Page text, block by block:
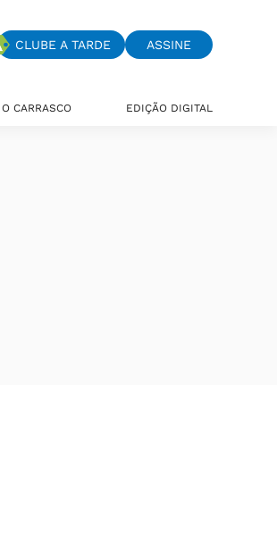
CLUBE A TARDE ASSINE
O CARRASCO EDIÇÃO DIGITAL